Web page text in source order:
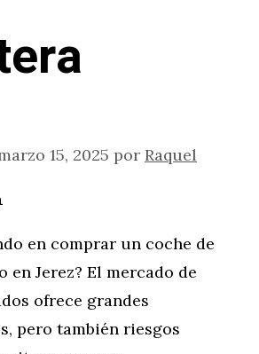
15, 2025 por Raquel
en comprar un coche de
en Jerez? El mercado de
ofrece grandes
pero también riesgos